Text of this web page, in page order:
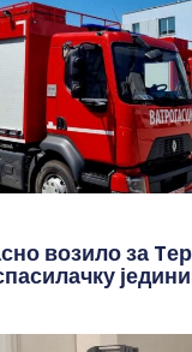
возило за